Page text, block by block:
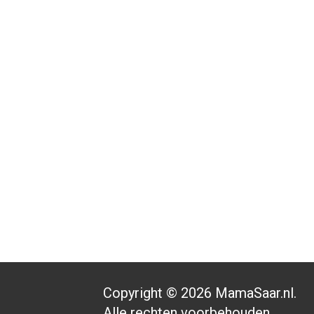
Copyright © 2026 MamaSaar.nl.